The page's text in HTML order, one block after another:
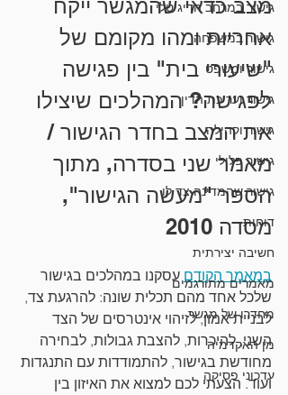
גישור במרחב הדיגיטלי
גישור במשפחה
גישור ומשפט
גישור ועריכת הדין
גישור וקהילה
גישור פלילי
גישור שהמדינה צד לו
דוחות
חשיבה יצירתית
מאמרים מתורגמים
מחדרו של מגשר
מן האקדמיה
עדכוני פסיקה
מצב כדאי שהמגשר ייקח
אחריות ומהו מקומם של
"שיעורי בית" בין פגישה
לפגישה? המהלכים שיצילו
את המצב בחדר הגישור /
מאמר שני בסדרה, מתוך
הספר "מעשה הגישור",
מסדה 2010
במאמר הקודם עסקנו במהלכים בגישור
שלכל אחד מהם תכלית שונה: להרגעת צד,
לבניית אמון, לזיהוי אינטרסים של הצד
השני, להיכרות, להצבת גבולות, לבחירה
מחודשת בגישור, להתמודדות עם התנגדות
ועוד. הצעתי לכם למצוא את האיזון בין